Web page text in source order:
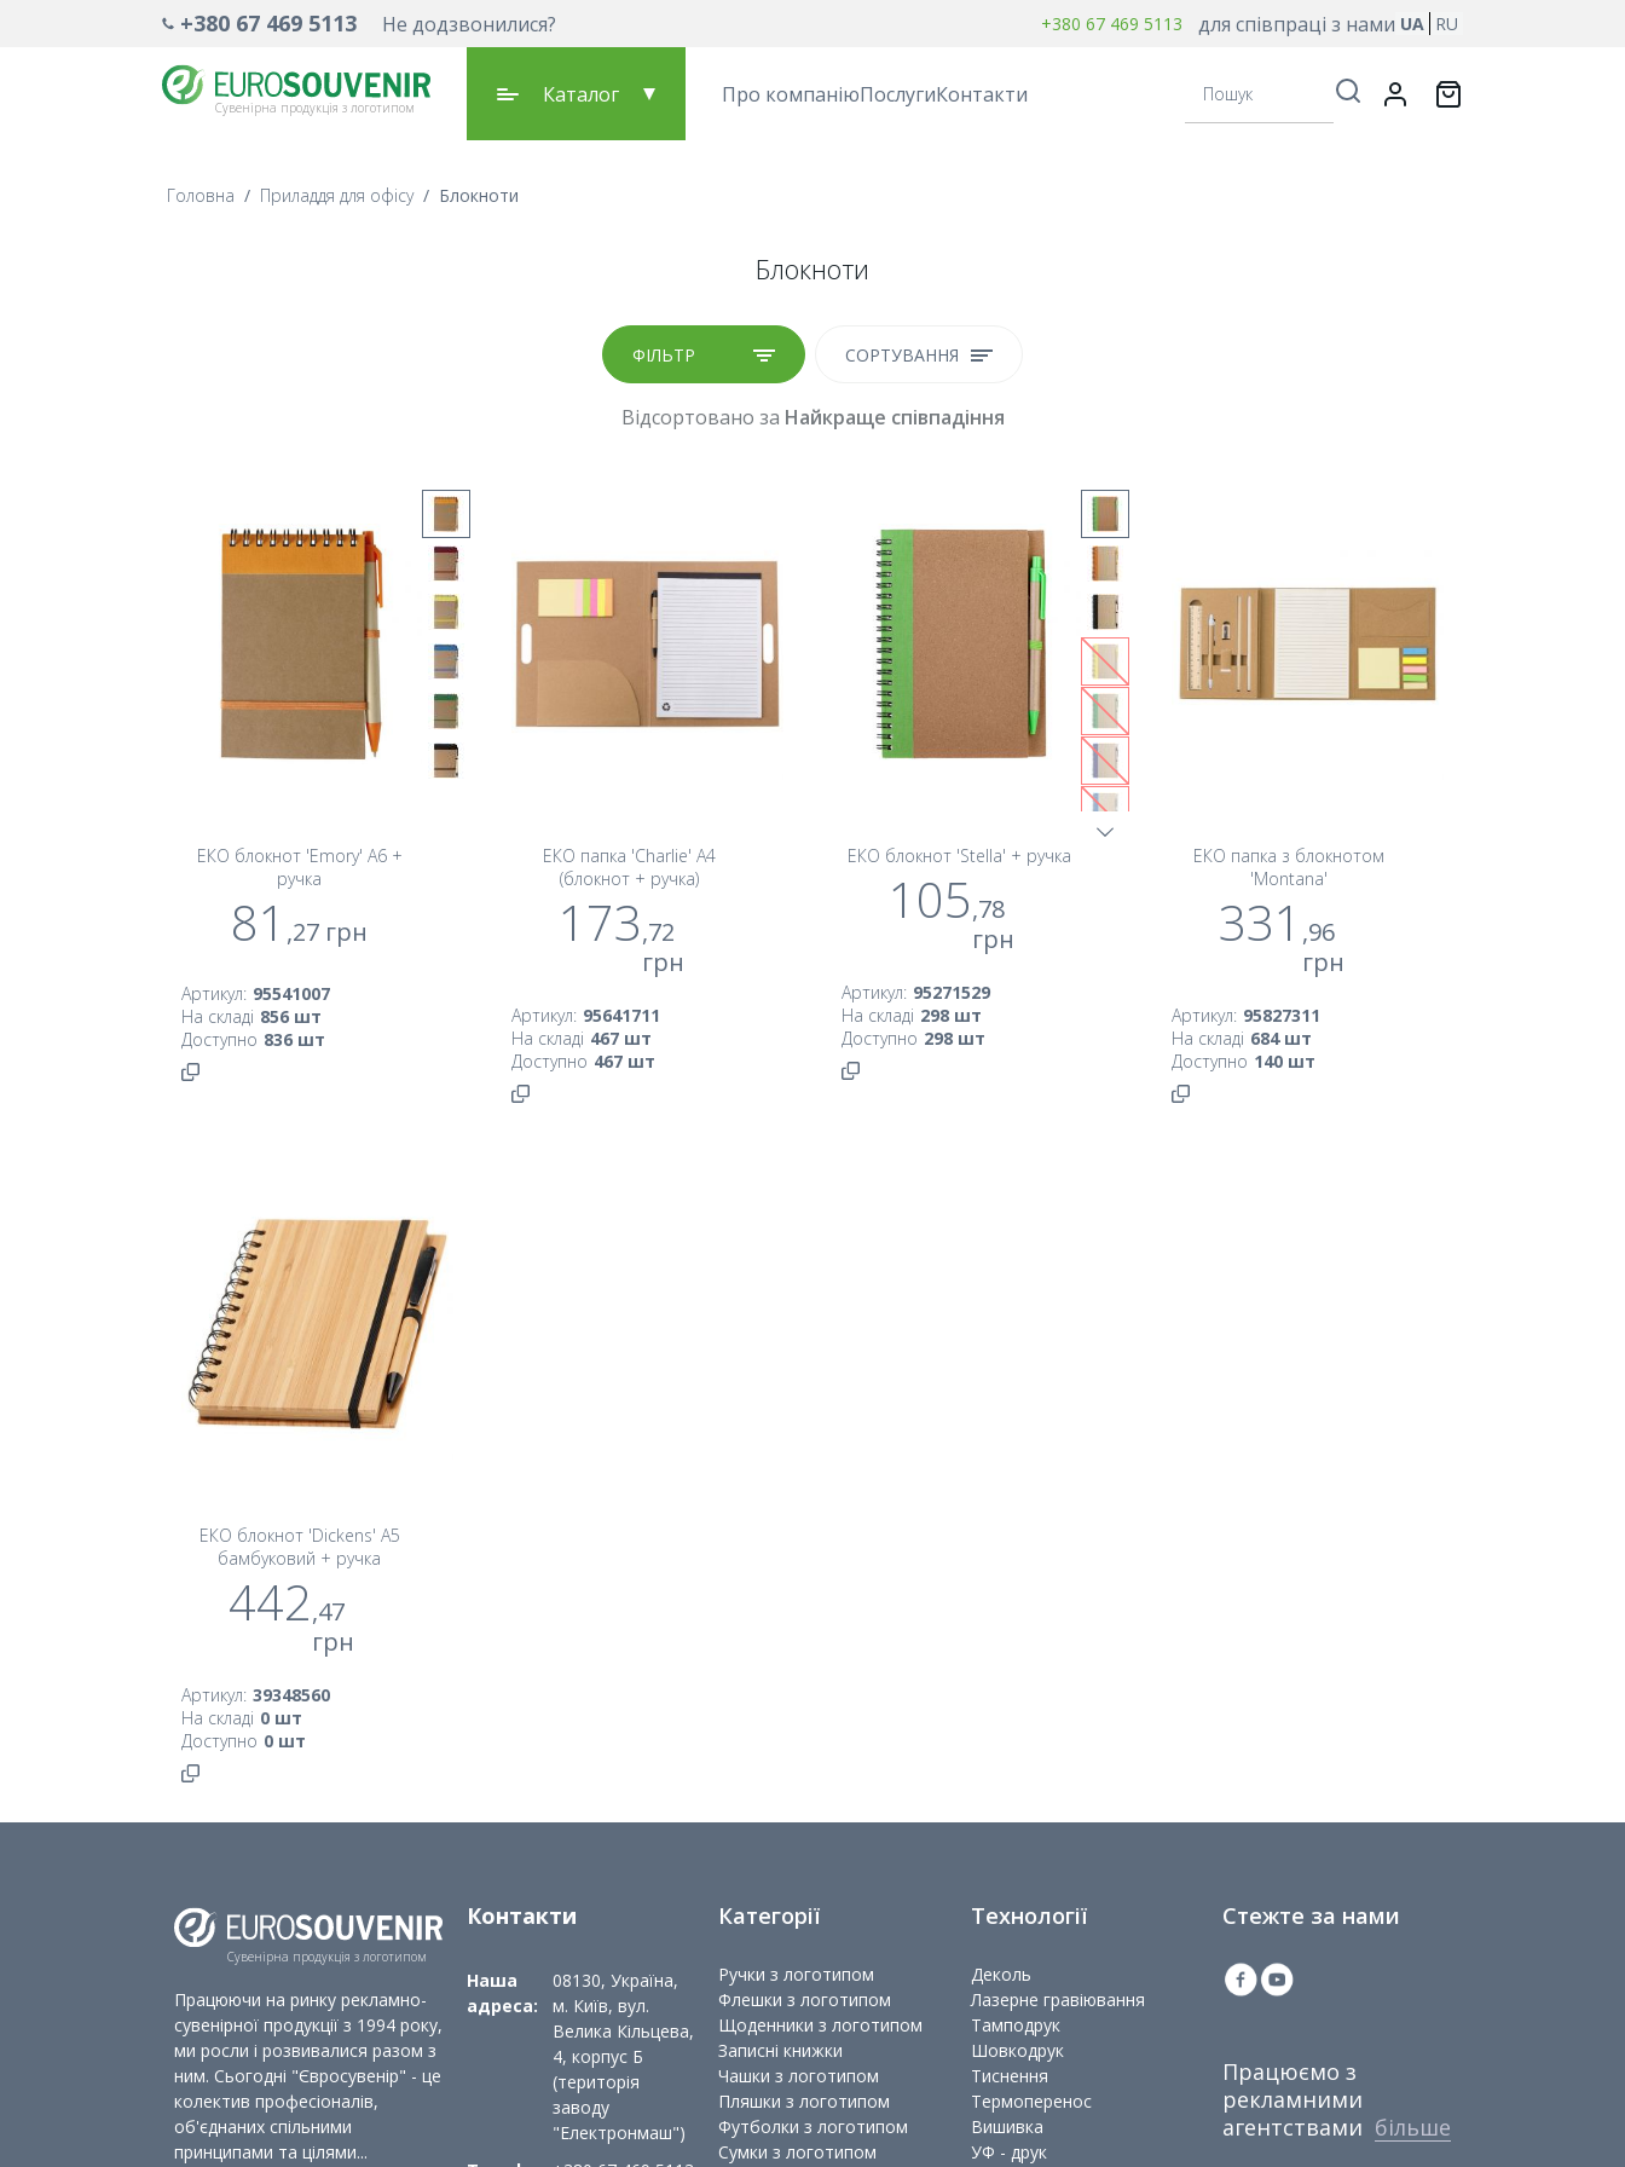
+380 67 469 5113 Не додзвонилися? +380 67 469 5113 для співпраці з нами UA RU
Сувенірна продукція з логотипом Каталог Про компаніюПослугиКонтакти Пошук
Головна / Приладдя для офісу / Блокноти
Блокноти
ФІЛЬТР СОРТУВАННЯ
Відсортовано за Найкраще співпадіння
ЕКО блокнот 'Emory' А6 +
ручка
81 ,27 грн
Артикул: 95541007
На складі 856 шт
Доступно 836 шт
ЕКО папка 'Charlie' А4
(блокнот + ручка)
173,72
грн
Артикул: 95641711
На складі 467 шт
Доступно 467 шт
ЕКО блокнот 'Stella' + ручка
105,78
грн
Артикул: 95271529
На складі 298 шт
Доступно 298 шт
ЕКО папка з блокнотом
'Montana'
331 ,96
грн
Артикул: 95827311
На складі 684 шт
Доступно 140 шт
ЕКО блокнот 'Dickens' А5
бамбуковий + ручка
442,47
грн
Артикул: 39348560
На складі 0 шт
Доступно 0 шт
Сувенірна продукція з логотипом
Працюючи на ринку рекламно-
сувенірної продукції з 1994 року,
ми росли і розвивалися разом з
ним. Сьогодні "Євросувенір" - це
колектив професіоналів,
об'єднаних спільними
принципами та цілями...
Контакти
Наша
адреса:
08130, Україна,
м. Київ, вул.
Велика Кільцева,
4, корпус Б
(територія
заводу
"Електронмаш")
Категорії
Ручки з логотипом
Флешки з логотипом
Щоденники з логотипом
Записні книжки
Чашки з логотипом
Пляшки з логотипом
Футболки з логотипом
Сумки з логотипом
Технології
Деколь
Лазерне гравіювання
Тамподрук
Шовкодрук
Тиснення
Термоперенос
Вишивка
УФ - друк
Стежте за нами
Працюємо з
рекламними
агентствами більше